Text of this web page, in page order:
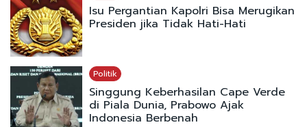
Isu Pergantian Kapolri Bisa Merugikan
Presiden jika Tidak Hati-Hati
Politik
Singgung Keberhasilan Cape Verde
di Piala Dunia, Prabowo Ajak
Indonesia Berbenah